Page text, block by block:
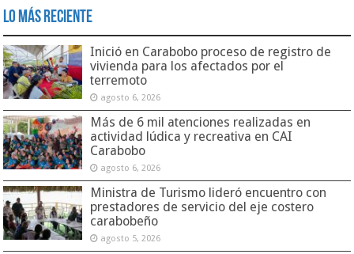
Lo Más Reciente
Inició en Carabobo proceso de registro de
vivienda para los afectados por el
terremoto
agosto 6, 2026
Más de 6 mil atenciones realizadas en
actividad lúdica y recreativa en CAI
Carabobo
agosto 6, 2026
Ministra de Turismo lideró encuentro con
prestadores de servicio del eje costero
carabobeño
agosto 5, 2026